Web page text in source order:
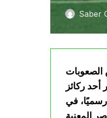
Saber
2026 بهدوء، رغم بعض الصعوبات
ركائز
في